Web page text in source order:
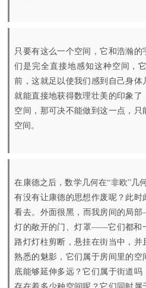
只要有这么一个空间，它和浩瀚
们是完全直接地感知这种空间，
前，这就足以使我们感到自己身
就能直接地获得数理壮美的印象
空间，那可决不能做到这一点，
空间。
在康德之后，数学几何在“非欧”几
有没有让康德的思想作废呢？此
看去。外面很黑，而我房间的局
灯的敞开的门、灯罩——它们都和
路灯灯柱剪断，悬挂在街当中，
熟悉的魅影，它们属于房间里的
底能够延伸多远？它们属于街道